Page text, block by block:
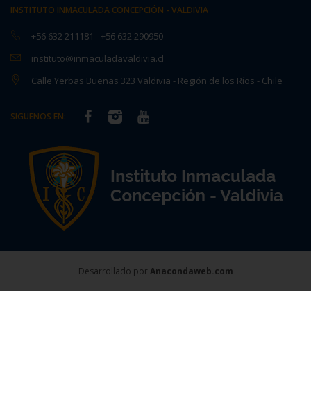
INSTITUTO INMACULADA CONCEPCIÓN - VALDIVIA
+56 632 211181 -+56 632 290950
instituto@inmaculadavaldivia.cl
Calle Yerbas Buenas 323 Valdivia - Región de los Ríos - Chile
SIGUENOS EN:
Desarrollado por Anacondaweb.com